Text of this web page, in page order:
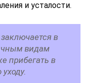
и усталости.
в
видам
прибегать в